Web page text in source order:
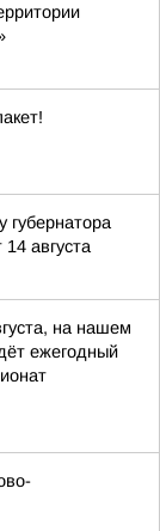
губернатора
августа
на нашем
ежегодный